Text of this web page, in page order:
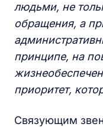
людьми, не
обращения, а
принципе, на
приоритет,
Связующим